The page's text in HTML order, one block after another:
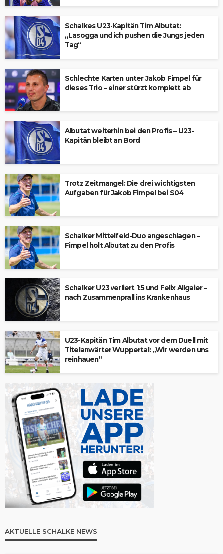
Schalkes U23-Kapitän Tim Albutat:
„Lasogga und ich pushen die Jungs jeden
Tag“
Schlechte Karten unter Jakob Fimpel für
dieses Trio – einer stürzt komplett ab
Albutat weiterhin bei den Profis – U23-
Kapitän bleibt an Bord
Trotz Zeitmangel: Die drei wichtigsten
Aufgaben für Jakob Fimpel bei S04
Schalker Mittelfeld-Duo angeschlagen –
Fimpel holt Albutat zu den Profis
Schalker U23 verliert 1:5 und Felix Allgaier –
nach Zusammenprall ins Krankenhaus
U23-Kapitän Tim Albutat vor dem Duell mit
Titelanwärter Wuppertal: „Wir werden uns
reinhauen“
AKTUELLE SCHALKE NEWS